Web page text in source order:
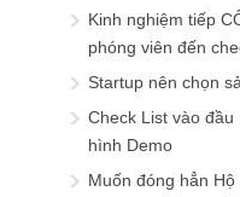
Kinh nghiệm tiếp
phóng viên đến
Startup nên chọn
Check List vào
hình Demo
Muốn đóng hẳn